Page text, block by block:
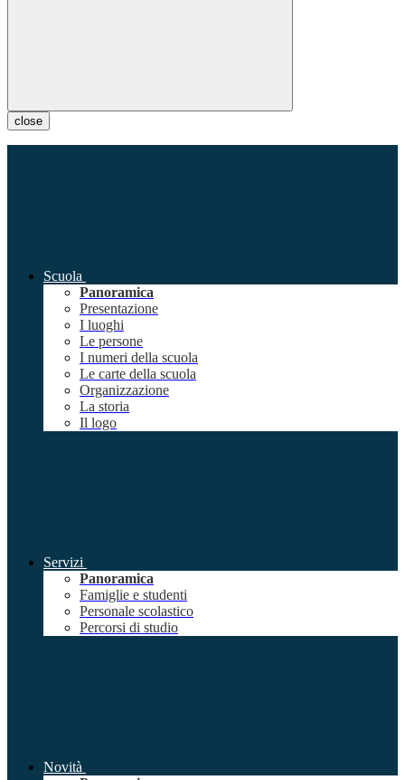
close
Scuola
Panoramica
Presentazione
I luoghi
Le persone
I numeri della scuola
Le carte della scuola
Organizzazione
La storia
Il logo
Servizi
Panoramica
Famiglie e studenti
Personale scolastico
Percorsi di studio
Novità